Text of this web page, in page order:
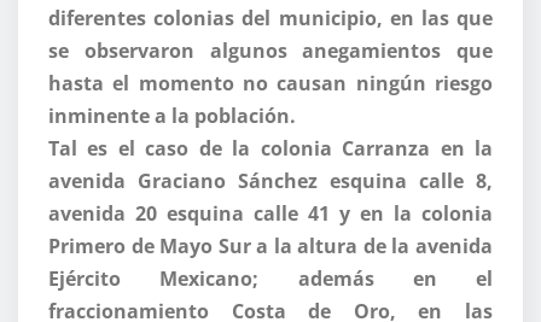
diferentes colonias del municipio, en las que
se observaron algunos anegamientos que
hasta el momento no causan ningún riesgo
inminente a la población.
Tal es el caso de la colonia Carranza en la
avenida Graciano Sánchez esquina calle 8,
avenida 20 esquina calle 41 y en la colonia
Primero de Mayo Sur a la altura de la avenida
Ejército Mexicano; además en el
fraccionamiento Costa de Oro, en las